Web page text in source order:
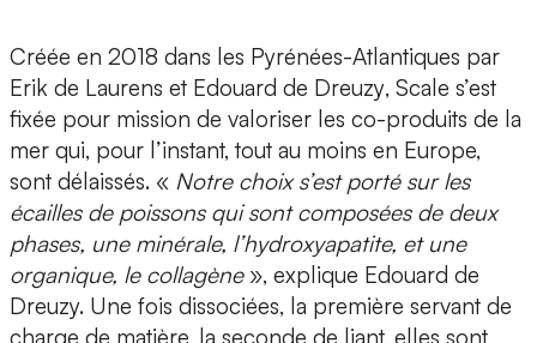
Créée en 2018 dans les Pyrénées-Atlantiques par
Erik de Laurens et Edouard de Dreuzy, Scale s’est
fixée pour mission de valoriser les co-produits de la
mer qui, pour l’instant, tout au moins en Europe,
sont délaissés. « Notre choix s’est porté sur les
écailles de poissons qui sont composées de deux
phases, une minérale, l’hydroxyapatite, et une
organique, le collagène», explique Edouard de
Dreuzy. Une fois dissociées, la première servant de